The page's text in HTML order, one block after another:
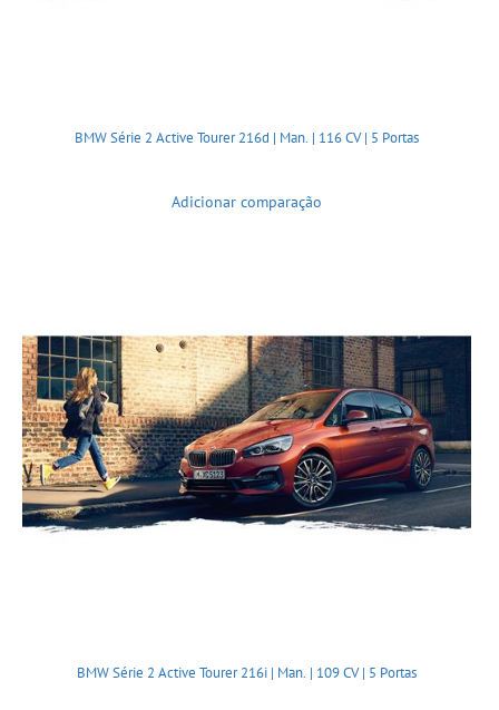
BMW Série 2 Active Tourer 216d | Man. | 116 CV | 5 Portas
Adicionar comparação
BMW Série 2 Active Tourer 216i | Man. | 109 CV | 5 Portas